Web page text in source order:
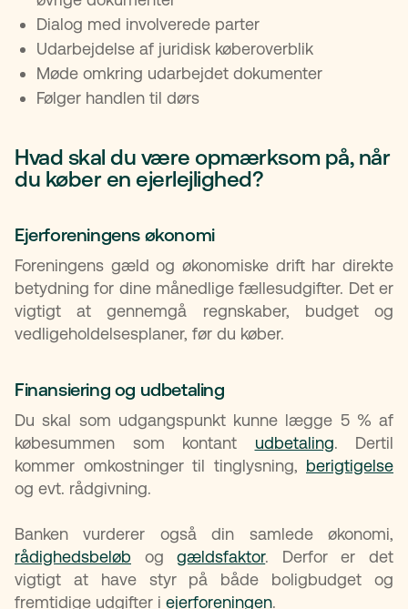
Dialog med involverede parter
Udarbejdelse af juridisk køberoverblik
Møde omkring udarbejdet dokumenter
Følger handlen til dørs
Hvad skal du være opmærksom på, når
du køber en ejerlejlighed?
Ejerforeningens økonomi
Foreningens gæld og økonomiske drift har direkte
betydning for dine månedlige fællesudgifter. Det er
vigtigt at gennemgå regnskaber, budget og
vedligeholdelsesplaner, før du køber.
Finansiering og udbetaling
Du skal som udgangspunkt kunne lægge 5 % af
købesummen som kontant udbetaling. Dertil
kommer omkostninger til tinglysning, berigtigelse
og evt. rådgivning.
Banken vurderer også din samlede økonomi,
rådighedsbeløb oggældsfaktor. Derfor er det
vigtigt at have styr på både boligbudget og
fremtidige udgifter i ejerforeningen.